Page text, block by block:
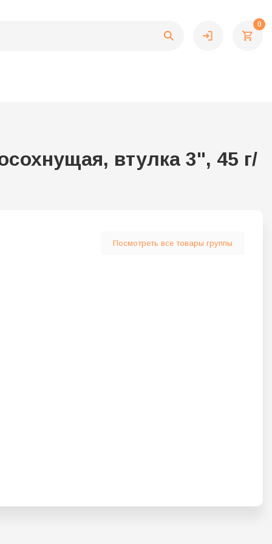
0
втулка 3", 45 г/
Посмотреть все товары группы